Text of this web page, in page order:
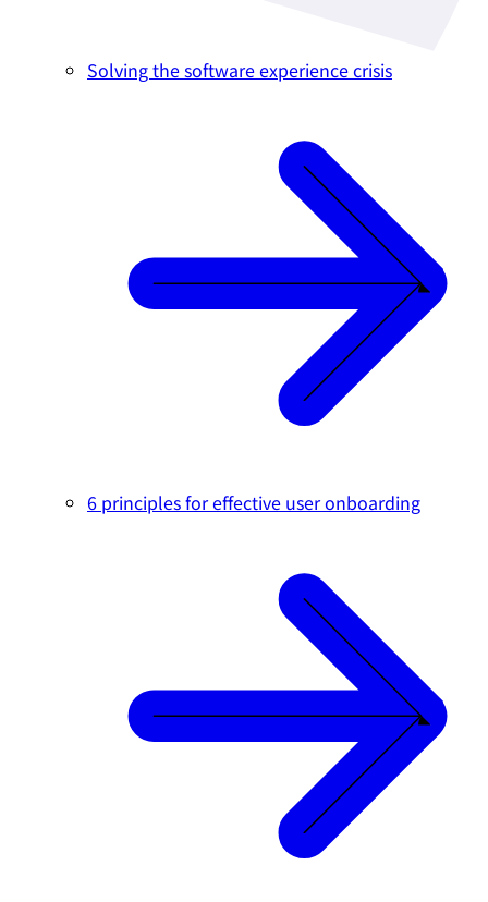
Solving the software experience crisis
6 principles for effective user onboarding